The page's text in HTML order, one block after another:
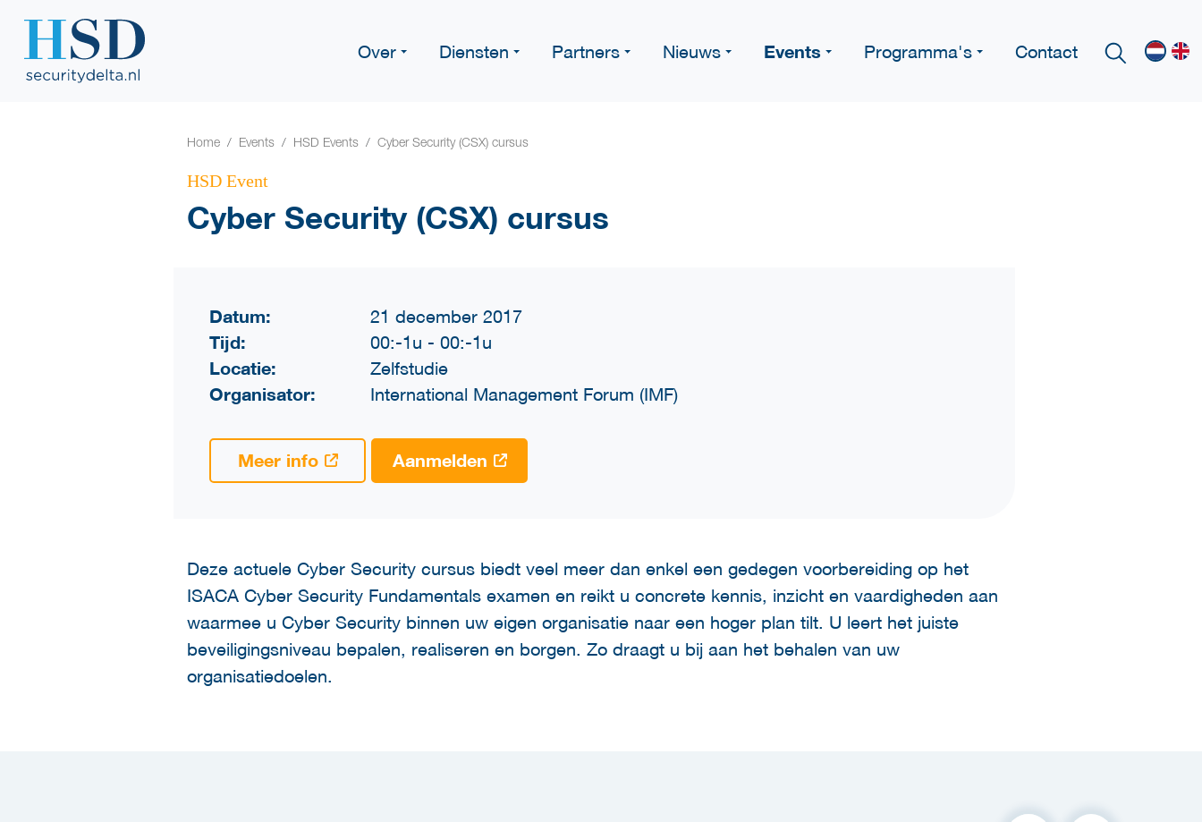
Over Diensten Partners Nieuws Events Programma's Contact
Home Events HSD Events Cyber Security (CSX) cursus
HSD Event
Cyber Security (CSX) cursus
Datum: 21 december 2017
Tijd: 00:-1u - 00:-1u
Locatie: Zelfstudie
Organisator: International Management Forum (IMF)
Meer info Aanmelden
Deze actuele Cyber Security cursus biedt veel meer dan enkel een gedegen voorbereiding op het
ISACA Cyber Security Fundamentals examen en reikt u concrete kennis, inzicht en vaardigheden aan
waarmee u Cyber Security binnen uw eigen organisatie naar een hoger plan tilt. U leert het juiste
beveiligingsniveau bepalen, realiseren en borgen. Zo draagt u bij aan het behalen van uw
organisatiedoelen.